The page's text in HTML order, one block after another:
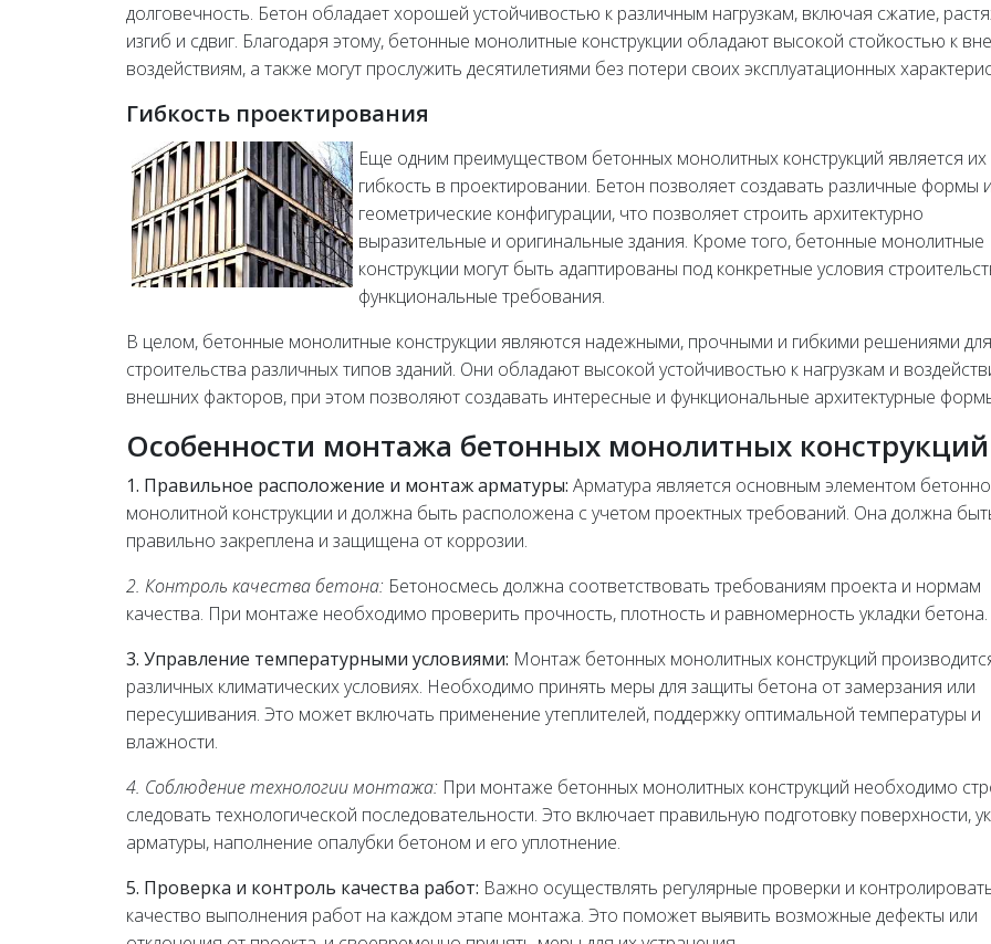
долговечность. Бетон обладает хорошей устойчивостью к различным нагрузкам, включая сжатие,
изгиб и сдвиг. Благодаря этому, бетонные монолитные конструкции обладают высокой стойкостью к
воздействиям, а также могут прослужить десятилетиями без потери своих эксплуатационных
Гибкость проектирования
Еще одним преимуществом бетонных монолитных конструкций является их
гибкость в проектировании. Бетон позволяет создавать различные формы и
геометрические конфигурации, что позволяет строить архитектурно
выразительные и оригинальные здания. Кроме того, бетонные монолитные
конструкции могут быть адаптированы под конкретные условия
функциональные требования.
В целом, бетонные монолитные конструкции являются надежными, прочными и гибкими решениями для
строительства различных типов зданий. Они обладают высокой устойчивостью к нагрузкам и
внешних факторов, при этом позволяют создавать интересные и функциональные архитектурные
Особенности монтажа бетонных монолитных конструкций
1. Правильное расположение и монтаж арматуры: Арматура является основным элементом
монолитной конструкции и должна быть расположена с учетом проектных требований. Она должна
правильно закреплена и защищена от коррозии.
2. Контроль качества бетона: Бетоносмесь должна соответствовать требованиям проекта и нормам
качества. При монтаже необходимо проверить прочность, плотность и равномерность укладки бетона.
3. Управление температурными условиями: Монтаж бетонных монолитных конструкций
различных климатических условиях. Необходимо принять меры для защиты бетона от замерзания или
пересушивания. Это может включать применение утеплителей, поддержку оптимальной температуры и
влажности.
4. Соблюдение технологии монтажа: При монтаже бетонных монолитных конструкций необходимо
следовать технологической последовательности. Это включает правильную подготовку поверхности,
арматуры, наполнение опалубки бетоном и его уплотнение.
5. Проверка и контроль качества работ: Важно осуществлять регулярные проверки и
качество выполнения работ на каждом этапе монтажа. Это поможет выявить возможные дефекты или